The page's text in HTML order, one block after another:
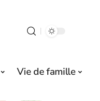
Vie de famille